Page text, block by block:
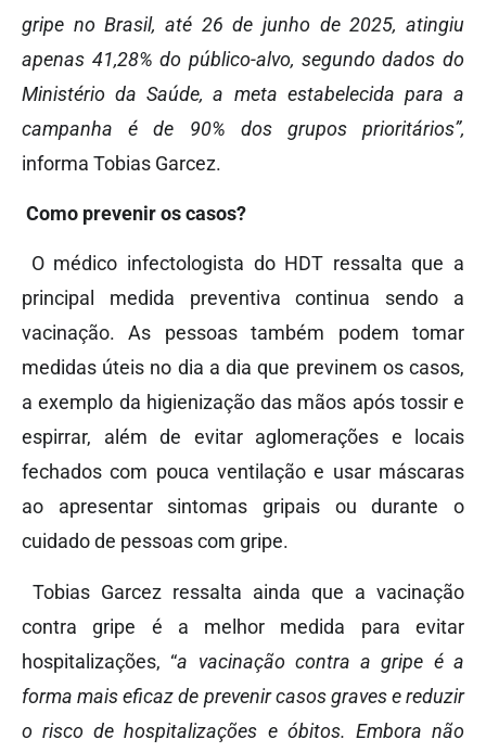
gripe no Brasil, até 26 de junho de 2025, atingiu
apenas 41,28% do público-alvo, segundo dados do
Ministério da Saúde, a meta estabelecida para a
campanha é de 90% dos grupos prioritários”,
informa Tobias Garcez.
Como prevenir os casos?
O médico infectologista do HDT ressalta que a
principal medida preventiva continua sendo a
vacinação. As pessoas também podem tomar
medidas úteis no dia a dia que previnem os casos,
a exemplo da higienização das mãos após tossir e
espirrar, além de evitar aglomerações e locais
fechados com pouca ventilação e usar máscaras
ao apresentar sintomas gripais ou durante o
cuidado de pessoas com gripe.
Tobias Garcez ressalta ainda que a vacinação
contra gripe é a melhor medida para evitar
hospitalizações, “a vacinação contra a gripe é a
forma mais eficaz de prevenir casos graves e reduzir
o risco de hospitalizações e óbitos. Embora não